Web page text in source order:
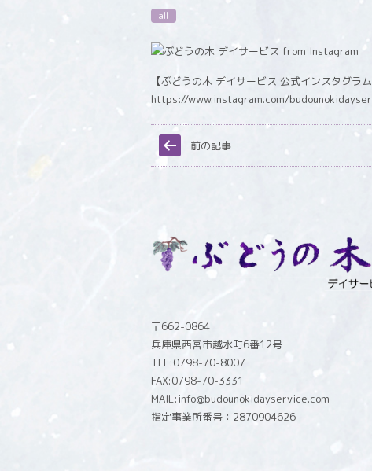
all
【ぶどうの木 デイサービス 公式インスタグラム
https://www.instagram.com/
前の記事
〒662-0864
兵庫県西宮市越水町6番12号
TEL:0798-70-8007
FAX:0798-70-3331
MAIL:info@budounokidayservice.com
指定事業所番号：2870904626